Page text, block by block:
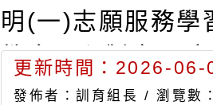
明(一)志願服務學
教育局印製完畢
服務單位若無服
更新時間：2026-
發佈者：訓育組長 /瀏覽數